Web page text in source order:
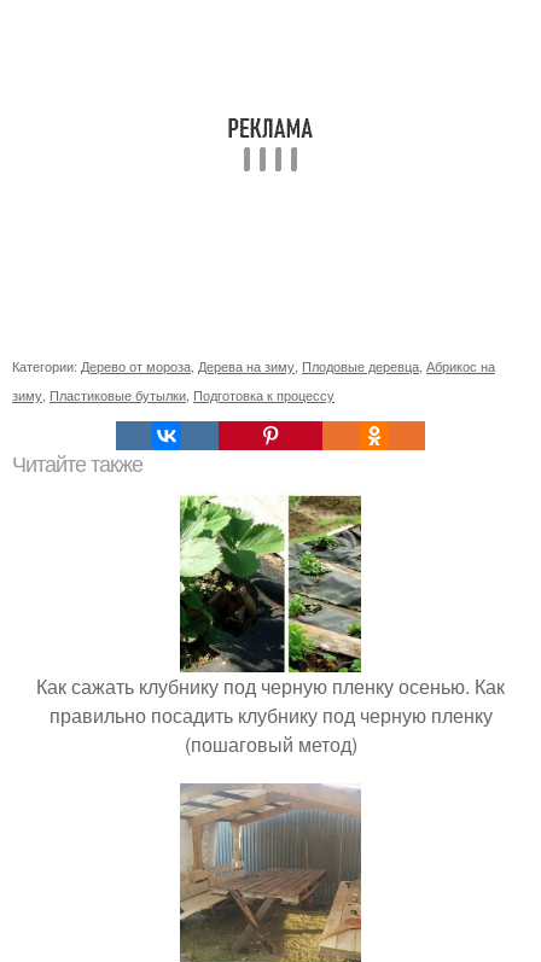
Категории: Дерево от мороза Дерева на зиму Плодовые деревца Абрикос на
зиму Пластиковые бутылки Подготовка к процессу
Читайте также
Как сажать клубнику под черную пленку осенью. Как
правильно посадить клубнику под черную пленку
(пошаговый метод)